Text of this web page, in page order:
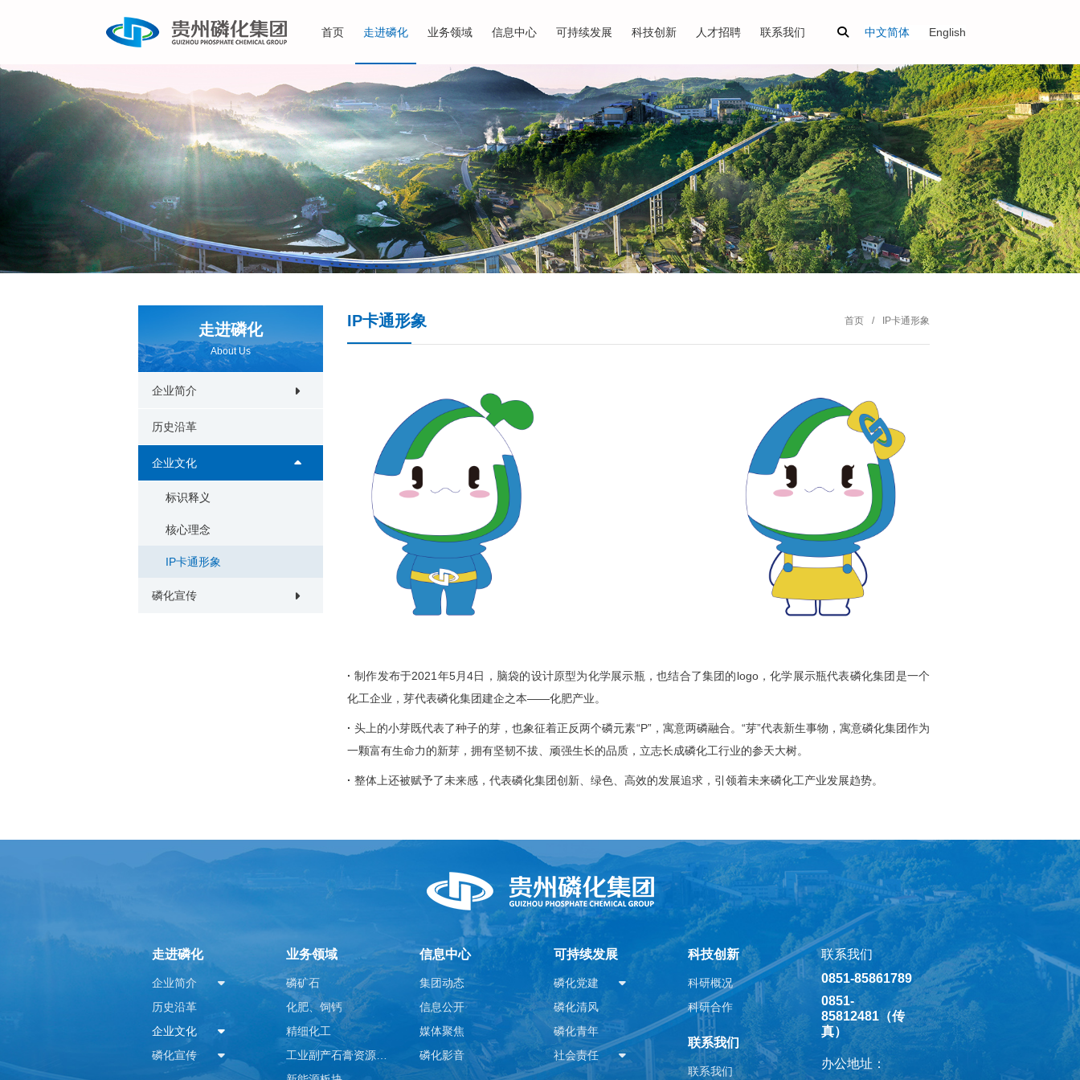
首页 走进磷化 业务领域 信息中心 可持续发展 科技创新 人才招聘 联系我们 中文简体 English
走进磷化
About Us
企业简介
历史沿革
企业文化
标识释义
核心理念
IP卡通形象
磷化宣传
IP卡通形象 首页 IP卡通形象
·制作发布于2021年5月4日，脑袋的设计原型为化学展示瓶，也结合了集团的logo，化学展示瓶代表磷化集团是一个
化工企业，芽代表磷化集团建企之本——化肥产业。
·头上的小芽既代表了种子的芽，也象征着正反两个磷元素“P”，寓意两磷融合。“芽”代表新生事物，寓意磷化集团作为
一颗富有生命力的新芽，拥有坚韧不拔、顽强生长的品质，立志长成磷化工行业的参天大树。
· 整体上还被赋予了未来感，代表磷化集团创新、绿色、高效的发展追求，引领着未来磷化工产业发展趋势。
走进磷化
企业简介
历史沿革
企业文化
磷化宣传
业务领域
磷矿石
化肥、饲钙
精细化工
工业副产石膏资源化利用
信息中心
集团动态
信息公开
媒体聚焦
磷化影音
可持续发展
磷化党建
磷化清风
磷化青年
社会责任
科技创新
科研概况
科研合作
联系我们
联系我们
联系我们
0851-85861789
0851-
85812481（传
真）
办公地址：